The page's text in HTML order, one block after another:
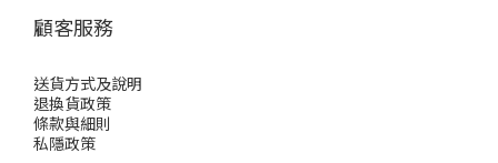
顧客服務
送貨方式及說明
退換貨政策
條款與細則
私隱政策